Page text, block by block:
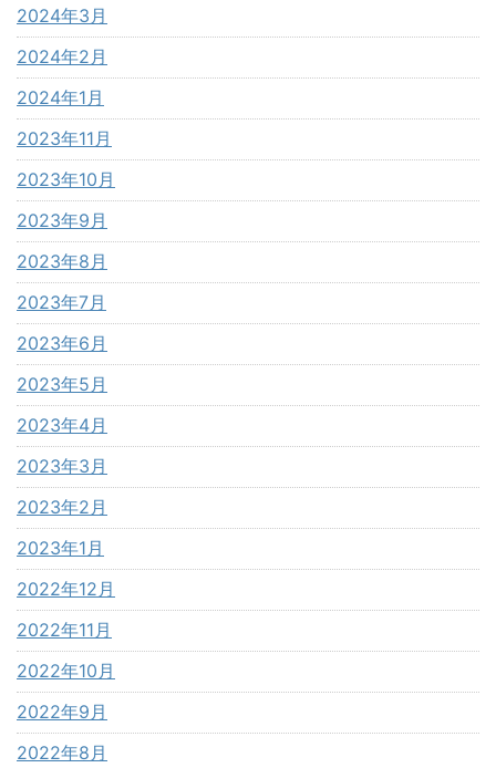
2024年3月
2024年2月
2024年1月
2023年11月
2023年10月
2023年9月
2023年8月
2023年7月
2023年6月
2023年5月
2023年4月
2023年3月
2023年2月
2023年1月
2022年12月
2022年11月
2022年10月
2022年9月
2022年8月